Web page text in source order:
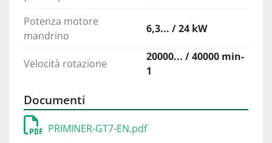
Potenza motore
mandrino
6,3... / 24 kW
Velocità rotazione
20000... / 40000 min-
1
Documenti
PRIMINER-GT7-EN.pdf